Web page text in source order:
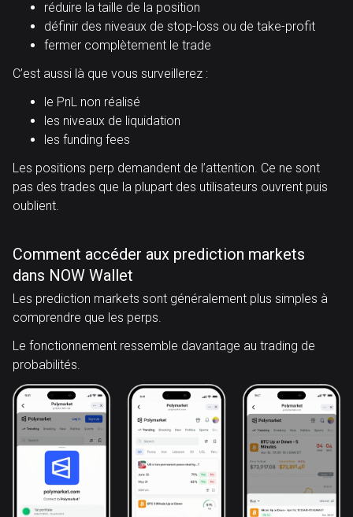
réduire la taille de la position
définir des niveaux de stop-loss ou de take-profit
fermer complètement le trade
C’est aussi là que vous surveillerez :
le PnL non réalisé
les niveaux de liquidation
les funding fees
Les positions perp demandent de l’attention. Ce ne sont
pas des trades que la plupart des utilisateurs ouvrent puis
oublient.
Comment accéder aux prediction markets
dans NOW Wallet
Les prediction markets sont généralement plus simples à
comprendre que les perps.
Le fonctionnement ressemble davantage au trading de
probabilités.